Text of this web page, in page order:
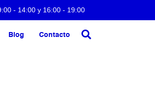
- 14:00 y 16:00 - 19:00
Blog Contacto